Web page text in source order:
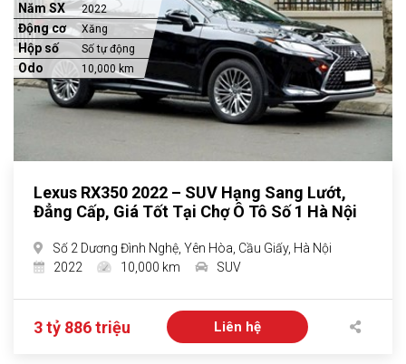
Năm SX 2022
Động cơ Xăng
Hộp số Số tự động
Odo 10,000 km
Lexus RX350 2022 – SUV Hạng Sang Lướt,
Đẳng Cấp, Giá Tốt Tại Chợ Ô Tô Số 1 Hà Nội
Số 2 Dương Đình Nghệ, Yên Hòa, Cầu Giấy, Hà Nội
2022
10,000 km SUV
3 tỷ 886 triệu Liên hệ